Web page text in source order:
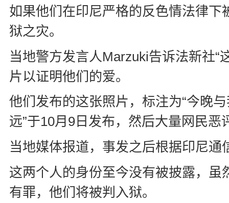
如果他们在印尼严格的反色情法律
狱之灾。
当地警方发言人Marzuki告诉法新社“
片以证明他们的爱。
他们发布的这张照片，标注为“今晚
远”于10月 9 日发布，然后大量网民恶
当地媒体报道，事发之后根据印尼通
这两个人的身份至今没有被披露，
有罪，他们将被判入狱。